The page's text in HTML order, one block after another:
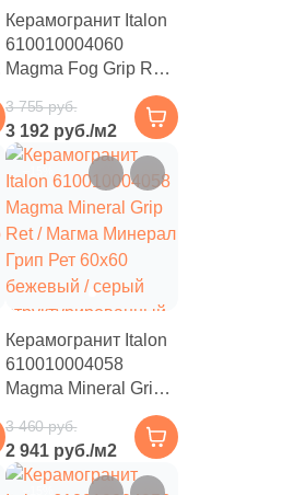
Керамогранит Italon
610010004060
Magma Fog Grip Ret /
Магма Фог Грип Рет
60x60 серый
структурированный
под камень
3 755 руб.
3 192 руб./м2
Керамогранит Italon
610010004058
Magma Mineral Grip
Ret / Магма Минерал
Грип Рет 60x60
бежевый / серый
структурированный
3 460 руб.
2 941 руб./м2